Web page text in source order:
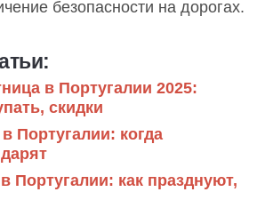
безопасности на дорогах.
в Португалии 2025:
скидки
Португалии: когда
Португалии: как празднуют,